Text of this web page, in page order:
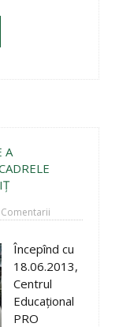
A
Începînd cu
18.06.2013,
Centrul
Educaţional
PRO